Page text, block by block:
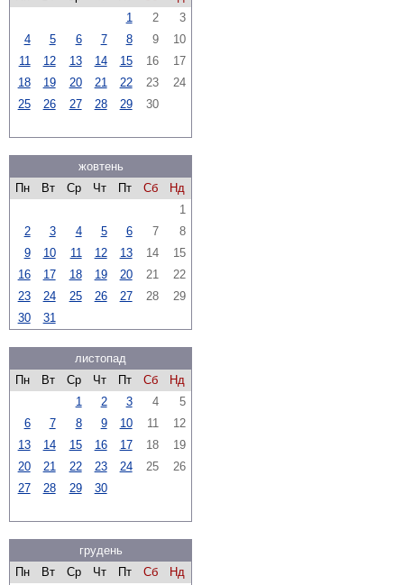
1
2
3
4
5 6 7 8 9
10
11
12 13 14 15 16
17
18
19 20 21 22 23
24
25
26 27 28 29 30
жовтень
Пн
Вт Ср Чт Пт Сб
Нд
1
2
3 4 5 6 7
8
9
10 11 12 13 14
15
16
17 18 19 20 21
22
23
24 25 26 27 28
29
30
31
листопад
Пн
Вт Ср Чт Пт Сб
Нд
1
2 3 4
5
6
7 8 9 10 11
12
13
14 15 16 17 18
19
20
21 22 23 24 25
26
27
28 29 30
грудень
Пн
Вт Ср Чт Пт Сб
Нд